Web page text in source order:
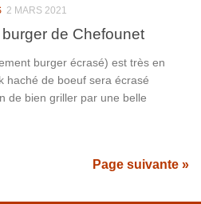
2 MARS 2021
de Chefounet
burger écrasé) est très en
haché de boeuf sera écrasé
de bien griller par une belle
Page suivante »